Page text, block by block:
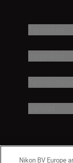
Nikon BV Europe